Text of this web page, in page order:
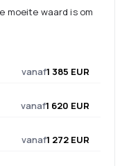
moeite waard is om
vanaf1 385 EUR
vanaf1 620 EUR
vanaf1 272 EUR